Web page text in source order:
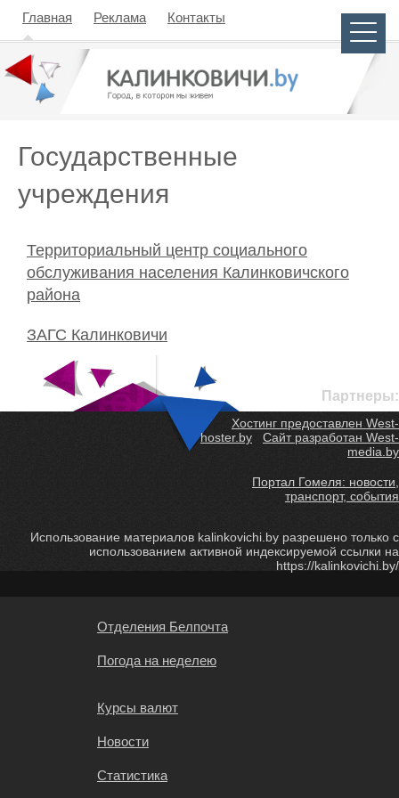
Главная Реклама Контакты
Государственные
учреждения
Территориальный центр социального
обслуживания населения Калинковичского
района
ЗАГС Калинковичи
Партнеры:
Хостинг предоставлен West-
hoster.by
Сайт разработан West-
media.by
Портал Гомеля: новости,
транспорт, события
Использование материалов kalinkovichi.by разрешено только с
использованием активной индексируемой ссылки на
https://kalinkovichi.by/
Отделения Белпочта
Погода на неделею
Курсы валют
Новости
Статистика